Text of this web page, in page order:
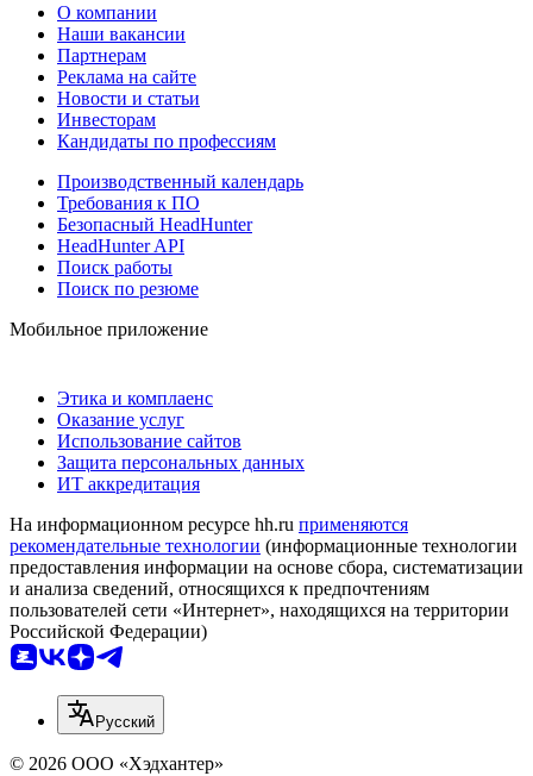
О компании
Наши вакансии
Партнерам
Реклама на сайте
Новости и статьи
Инвесторам
Кандидаты по профессиям
Производственный календарь
Требования к ПО
Безопасный HeadHunter
HeadHunter API
Поиск работы
Поиск по резюме
Мобильное приложение
Этика и комплаенс
Оказание услуг
Использование сайтов
Защита персональных данных
ИТ аккредитация
На информационном ресурсе hh.ru применяются
рекомендательные технологии (информационные технологии
предоставления информации на основе сбора, систематизации
и анализа сведений, относящихся к предпочтениям
пользователей сети «Интернет», находящихся на территории
Российской Федерации)
Русский
© 2026 ООО «Хэдхантер»